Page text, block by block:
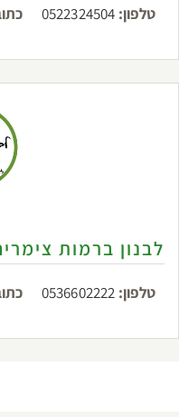
טלפון: 0522324504
לבנון ברמות
טלפון: 0536602222